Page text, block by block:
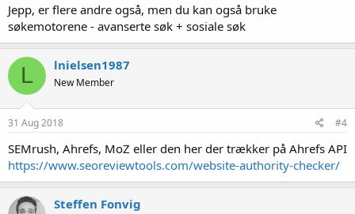
Jepp, er flere andre også, men du kan også bruke
søkemotorene - avanserte søk + sosiale søk
L lnielsen1987
New Member
31 Aug 2018 #4
SEMrush, Ahrefs, MoZ eller den her der trækker på Ahrefs API
https://www.seoreviewtools.com/website-authority-checker/
Steffen Fonvig